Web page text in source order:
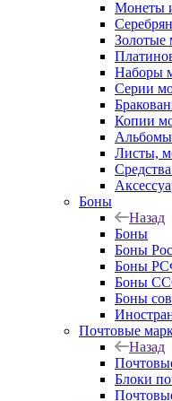
Монеты
Золотые
Наборы
Серии
Копии
Альбомы
Листы,
Боны
Назад
Боны
Боны
Боны
Боны
Боны
Почтовые
Назад
Блоки